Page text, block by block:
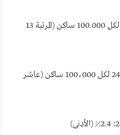
• معدل القتل: 2.7 لكل 100.000 ساكن (المرتبة 13
• معدل الحبس: 240 لكل 100،000 ساكن (عاشر